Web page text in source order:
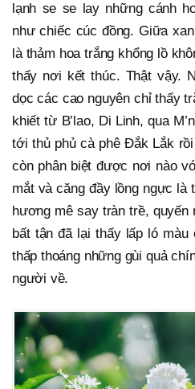
lạnh se se lay những cánh
như chiếc cúc đồng. Giữa
là thảm hoa trắng khổng lồ
thấy nơi kết thúc. Thật vậy.
dọc các cao nguyên chỉ thấy
khiết từ B’lao, Di Linh, qua
tới thủ phủ cà phê Đắk Lắk
còn phân biệt được nơi nào
mắt và căng đầy lồng ngực là
hương mê say tràn trề, quyến
bất tận đã lại thấy lấp ló
thấp thoáng những gùi quả
người về.